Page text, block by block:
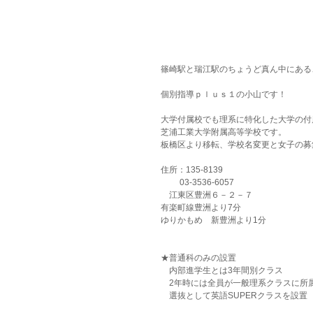
篠崎駅と瑞江駅のちょうど真ん中にある
個別指導ｐｌｕｓ１の小山です！
大学付属校でも理系に特化した大学の付
芝浦工業大学附属高等学校です。
板橋区より移転、学校名変更と女子の募
住所：135-8139
03-3536-6057
江東区豊洲６－２－７
有楽町線豊洲より7分
ゆりかもめ　新豊洲より1分
★普通科のみの設置
内部進学生とは3年間別クラス
2年時には全員が一般理系クラスに所
選抜として英語SUPERクラスを設置